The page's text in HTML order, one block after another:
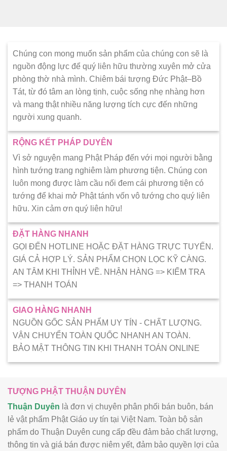
Chúng con mong muốn sản phẩm của chúng con sẽ là
nguồn động lực để quý liên hữu thường xuyên mở cửa
phòng thờ nhà mình. Chiêm bái tượng Đức Phật–Bồ
Tát, từ đó tâm an lòng tịnh, cuộc sống nhẹ nhàng hơn
và mang thật nhiều năng lượng tích cực đến những
người xung quanh.
RỘNG KẾT PHÁP DUYÊN
Vì sở nguyện mang Phật Pháp đến với mọi người bằng
hình tướng trang nghiêm làm phương tiện. Chúng con
luôn mong được làm cầu nối đem cái phương tiện có
tướng để khai mở Phật tánh vốn vô tướng cho quý liên
hữu. Xin cảm ơn quý liên hữu!
ĐẶT HÀNG NHANH
GỌI ĐẾN HOTLINE HOẶC ĐẶT HÀNG TRỰC TUYẾN.
GIÁ CẢ HỢP LÝ. SẢN PHẨM CHỌN LỌC KỸ CÀNG.
AN TÂM KHI THỈNH VỀ. NHẬN HÀNG => KIẾM TRA
=> THANH TOÁN
GIAO HÀNG NHANH
NGUỒN GỐC SẢN PHẨM UY TÍN - CHẤT LƯỢNG.
VẬN CHUYỂN TOÀN QUỐC NHANH AN TOÀN.
BẢO MẬT THÔNG TIN KHI THANH TOÁN ONLINE
TƯỢNG PHẬT THUẬN DUYÊN
Thuận Duyên là đơn vị chuyên phân phối bán buôn, bán
lẻ vật phẩm Phật Giáo uy tín tại Việt Nam. Toàn bộ sản
phẩm do Thuận Duyên cung cấp đều đảm bảo chất lượng,
thông tin và giá bán được niêm yết, đảm bảo quyền lợi của